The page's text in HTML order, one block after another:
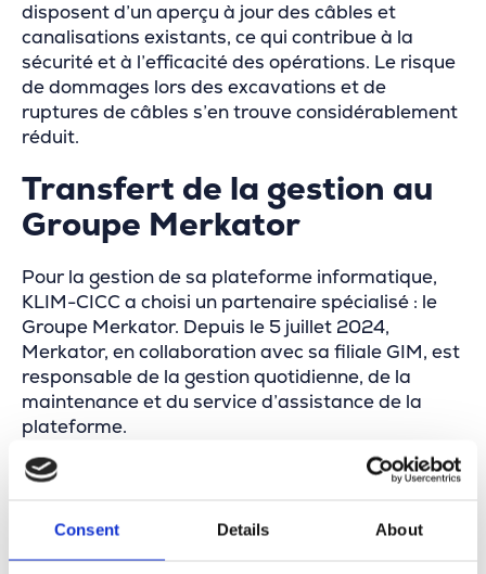
Consent Details About
disposent d’un aperçu à jour des câbles et
canalisations existants, ce qui contribue à la
sécurité et à l’efficacité des opérations. Le risque
de dommages lors des excavations et de
ruptures de câbles s’en trouve considérablement
réduit.
Transfert de la gestion au
Groupe Merkator
Pour la gestion de sa plateforme informatique,
KLIM-CICC a choisi un partenaire spécialisé : le
Groupe Merkator. Depuis le 5 juillet 2024,
Merkator, en collaboration avec sa filiale GIM, est
responsable de la gestion quotidienne, de la
maintenance et du service d’assistance de la
plateforme.